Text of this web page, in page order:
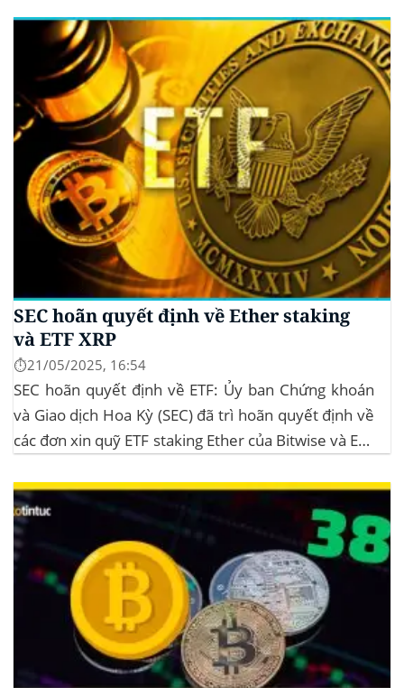
Hóa Mới tại Pakistan Chính phủ Pakistan...
SEC hoãn quyết định về Ether staking
và ETF XRP
⏱️21/05/2025, 16:54
SEC hoãn quyết định về ETF: Ủy ban Chứng khoán
và Giao dịch Hoa Kỳ (SEC) đã trì hoãn quyết định về
các đơn xin quỹ ETF staking Ether của Bitwise và ETF
10/2025 để thu thập thêm ý kiến công...